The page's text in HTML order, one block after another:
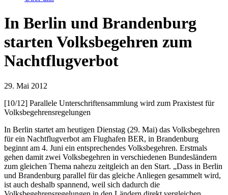
In Berlin und Brandenburg
starten Volksbegehren zum
Nachtflugverbot
29. Mai 2012
[10/12] Parallele Unterschriftensammlung wird zum Praxistest für
Volksbegehrensregelungen
In Berlin startet am heutigen Dienstag (29. Mai) das Volksbegehren
für ein Nachtflugverbot am Flughafen BER, in Brandenburg
beginnt am 4. Juni ein entsprechendes Volksbegehren. Erstmals
gehen damit zwei Volksbegehren in verschiedenen Bundesländern
zum gleichen Thema nahezu zeitgleich an den Start. „Dass in Berlin
und Brandenburg parallel für das gleiche Anliegen gesammelt wird,
ist auch deshalb spannend, weil sich dadurch die